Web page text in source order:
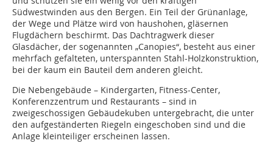
Südwestwinden aus den Bergen. Ein Teil der Grünanlage,
der Wege und Plätze wird von haushohen, gläsernen
Flugdächern beschirmt. Das Dachtragwerk dieser
Glasdächer, der sogenannten „Canopies“, besteht aus einer
mehrfach gefalteten, unterspannten Stahl-Holzkonstruktion,
bei der kaum ein Bauteil dem anderen gleicht.
Die Nebengebäude – Kindergarten, Fitness-Center,
Konferenzzentrum und Restaurants – sind in
zweigeschossigen Gebäudekuben untergebracht, die unter
den aufgeständerten Riegeln eingeschoben sind und die
Anlage kleinteiliger erscheinen lassen.